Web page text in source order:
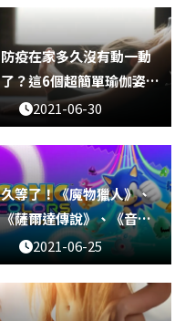
防疫在家多久沒有動一動
了？這6個超簡單瑜伽姿
勢，讓你消水腫又能改善
體態！
2021-06-30
久等了！《魔物獵人》、
《薩爾達傳說》、《音速
小子》來啦～2021年第三
季Switch新作上架大盤
點！
2021-06-25